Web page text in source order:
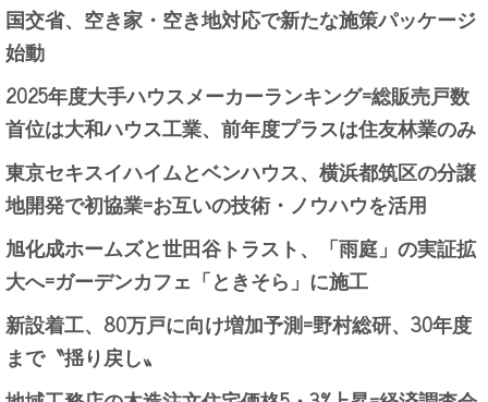
国交省、空き家・空き地対応で新たな施策パッケージ
始動
2025年度大手ハウスメーカーランキング=総販売戸数
首位は大和ハウス工業、前年度プラスは住友林業のみ
東京セキスイハイムとベンハウス、横浜都筑区の分譲
地開発で初協業=お互いの技術・ノウハウを活用
旭化成ホームズと世田谷トラスト、「雨庭」の実証拡
大へ=ガーデンカフェ「ときそら」に施工
新設着工、80万戸に向け増加予測=野村総研、30年度
まで〝揺り戻し〟